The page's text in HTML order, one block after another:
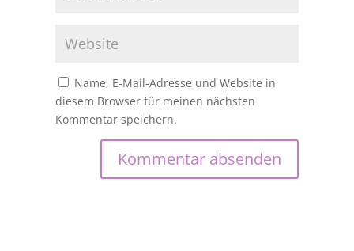
Name, E-Mail-Adresse und Website in
diesem Browser für meinen nächsten
Kommentar speichern.